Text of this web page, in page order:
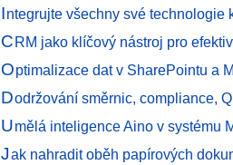
Integrujte všechny své technologie
C RM jako klíčový nástroj pro
Optimalizace dat v SharePointu a
Dodržování směrnic, compliance,
Umělá inteligence Aino v systému
Jak nahradit oběh papírových